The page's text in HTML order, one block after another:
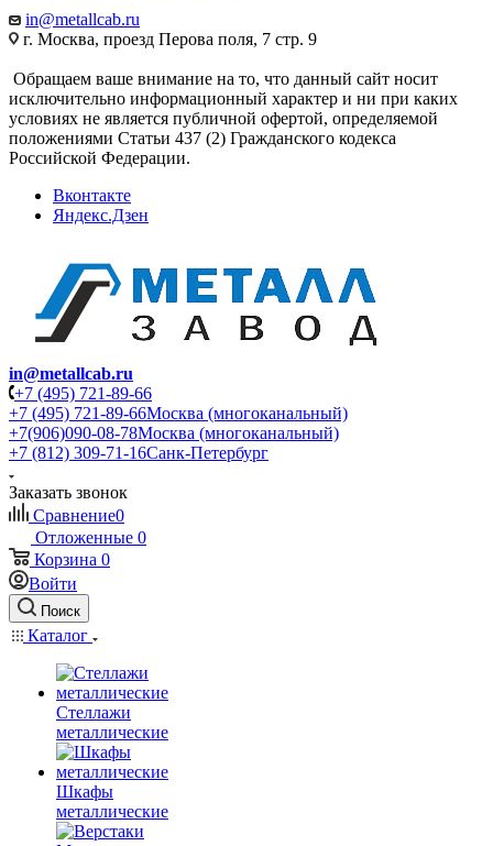
in@metallcab.ru
г. Москва, проезд Перова поля, 7 стр. 9
Обращаем ваше внимание на то, что данный сайт носит
исключительно информационный характер и ни при каких
условиях не является публичной офертой, определяемой
положениями Статьи 437 (2) Гражданского кодекса
Российской Федерации.
Вконтакте
Яндекс.Дзен
in@metallcab.ru
+7 (495) 721-89-66
+7 (495) 721-89-66Москва (многоканальный)
+7(906)090-08-78Москва (многоканальный)
+7 (812) 309-71-16Санк-Петербург
Заказать звонок
Сравнение0
Отложенные 0
Корзина 0
Войти
Поиск
Каталог
Стеллажи
металлические
Шкафы
металлические